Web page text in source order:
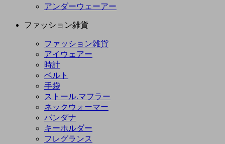
アンダーウェーアー
ファッション雑貨
ファッション雑貨
アイウェアー
時計
ベルト
手袋
ストール.マフラー
ネックウォーマー
バンダナ
キーホルダー
フレグランス